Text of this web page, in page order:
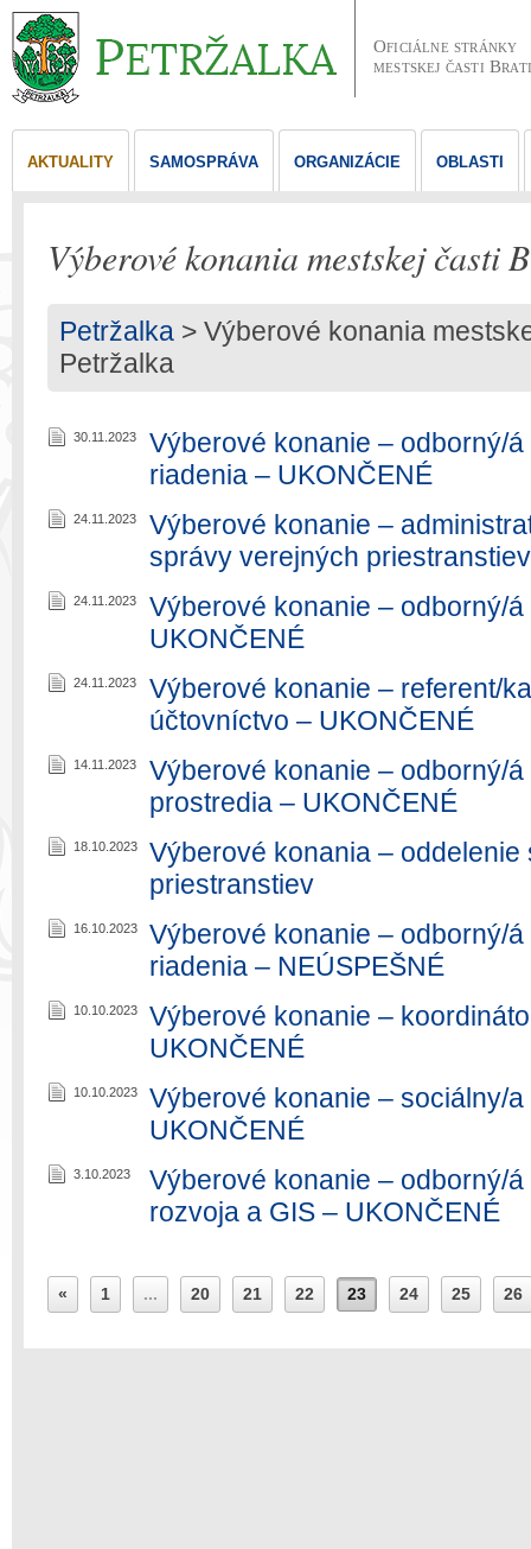
Oficiálne stránky
mestskej časti
AKTUALITY SAMOSPRÁVA ORGANIZÁCIE OBLASTI
Výberové konania mestskej časti
Petržalka > Výberové konania
Petržalka
30.11.2023
Výberové konanie – odborný/
riadenia – UKONČENÉ
24.11.2023
Výberové konanie –
správy verejných
24.11.2023
Výberové konanie – odborný/
UKONČENÉ
24.11.2023
Výberové konanie – referent/
účtovníctvo – UKONČENÉ
14.11.2023
Výberové konanie – odborný/
prostredia – UKONČENÉ
18.10.2023
Výberové konania –
priestranstiev
16.10.2023
Výberové konanie – odborný/
riadenia – NEÚSPEŠNÉ
10.10.2023
Výberové konanie –
UKONČENÉ
10.10.2023
Výberové konanie – sociálny/
UKONČENÉ
3.10.2023
Výberové konanie – odborný/
rozvoja a GIS – UKONČENÉ
« 1 ... 20 21 22 23 24 25 26